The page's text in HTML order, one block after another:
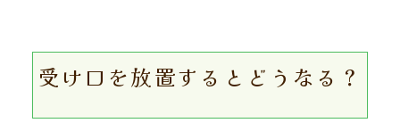
受け口を放置するとどうなる？